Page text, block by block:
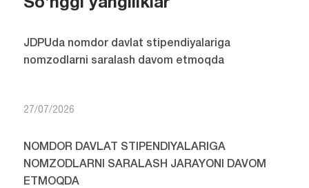
So'nggi yangiliklar
JDPUda nomdor davlat stipendiyalariga
nomzodlarni saralash davom etmoqda
27/07/2026
NOMDOR DAVLAT STIPENDIYALARIGA
NOMZODLARNI SARALASH JARAYONI DAVOM
ETMOQDA